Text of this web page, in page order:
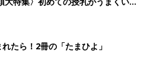
ミルクの基本と夏のトラブル 解決テ
たら！2冊の「たまひよ」